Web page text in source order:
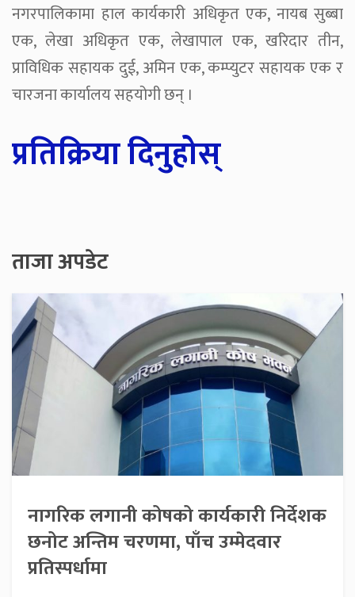
नगरपालिकामा हाल कार्यकारी अधिकृत एक, नायब सुब्बा
एक, लेखा अधिकृत एक, लेखापाल एक, खरिदार तीन,
प्राविधिक सहायक दुई, अमिन एक, कम्प्युटर सहायक एक र
चारजना कार्यालय सहयोगी छन् ।
प्रतिक्रिया दिनुहोस्
ताजा अपडेट
नागरिक लगानी कोषको कार्यकारी निर्देशक
छनोट अन्तिम चरणमा, पाँच उम्मेदवार
प्रतिस्पर्धामा